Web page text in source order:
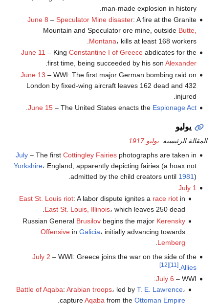
man-made explosion in history.
June 8 – Speculator Mine disaster: A fire at the Granite
Mountain and Speculator ore mine, outside Butte,
Montana، kills at least 168 workers.
June 11 – King Constantine I of Greeceabdicates for the
first time, being succeeded by his son Alexander
.
June 13 – WWI: The first major German bombing raid on
London by fixed-wing aircraft leaves 162 dead and 432
injured.
June 15– The United States enacts the Espionage Act
.
يوليو
المقالة الرئيسية: يوليو 1917
July– The first Cottingley Fairiesphotographs are taken in
Yorkshire، England, apparently depicting fairies (a hoax not
admitted by the child creators until 1981).
July 1
East St. Louis riot: A labor dispute ignites a race riot in
East St. Louis, Illinois، which leaves 250 dead.
Russian General Brusilov begins the major Kerensky
Offensive inGalicia، initially advancing towards
Lemberg
July 2 – WWI: Greece joins the war on the side of the
Allies
.
[11]
[12]
July 6 – WWI:
Battle of Aqaba:Arabian troops، led byT. E. Lawrence،
captureAqaba from theOttoman Empire
.